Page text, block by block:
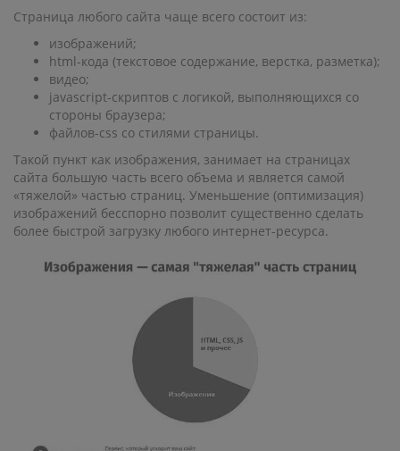
Страница любого сайта чаще всего состоит из:
изображений;
html-кода (текстовое содержание, верстка, разметка);
видео;
javascript-скриптов с логикой, выполняющихся со
стороны браузера;
файлов-css со стилями страницы.
Такой пункт как изображения, занимает на страницах
сайта большую часть всего объема и является самой
«тяжелой» частью страниц. Уменьшение (оптимизация)
изображений бесспорно позволит существенно сделать
более быстрой загрузку любого интернет-ресурса.